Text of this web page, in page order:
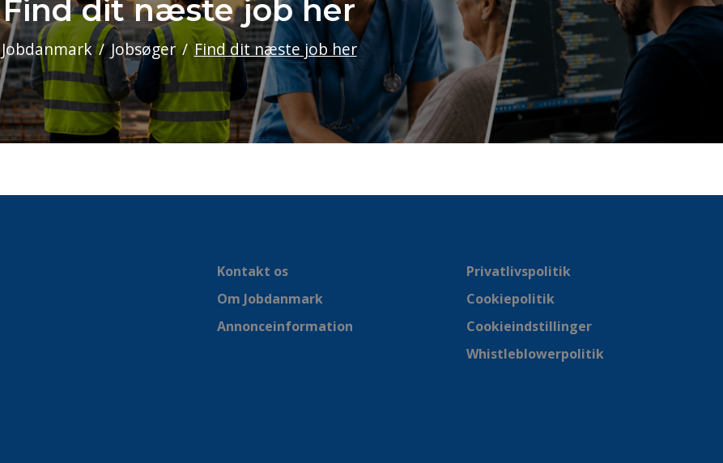
Find dit næste job her
Jobdanmark Jobsøger Find dit næste job her
Kontakt os
Om Jobdanmark
Annonceinformation
Privatlivspolitik
Cookiepolitik
Cookieindstillinger
Whistleblowerpolitik